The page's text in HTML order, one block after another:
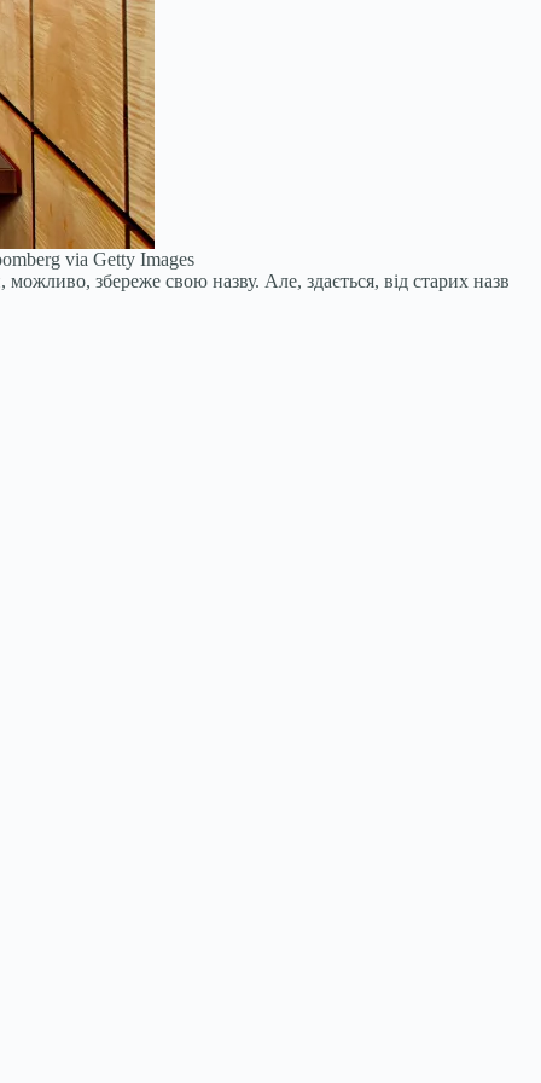
via Getty Images
збереже свою назву. Але, здається, від старих назв